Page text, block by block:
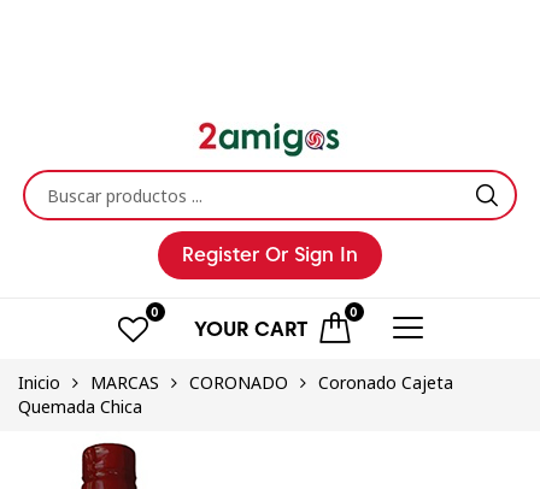
Register Or Sign In
0 0
YOUR CART
Inicio MARCAS CORONADO
Coronado Cajeta
Quemada Chica